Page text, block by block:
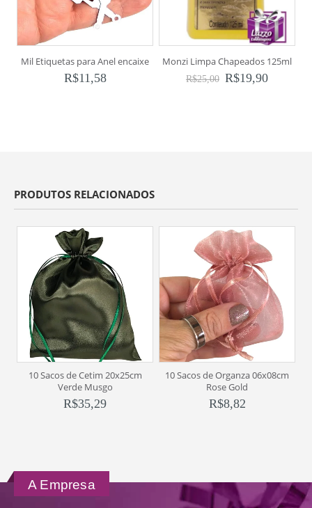
Mil Etiquetas para Anel encaixe
R$11,58
Monzi Limpa Chapeados 125ml
R$25,00 R$19,90
PRODUTOS RELACIONADOS
10 Sacos de Cetim 20x25cm
Verde Musgo
R$35,29
10 Sacos de Organza 06x08cm
Rose Gold
R$8,82
A Empresa